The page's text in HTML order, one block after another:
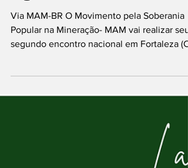
agosto
Via MAM-BR O Movimento pela Soberania
Popular na Mineração- MAM vai realizar seu
entre os...